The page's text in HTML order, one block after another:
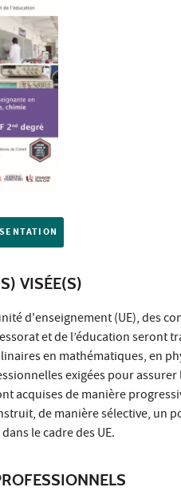
VISÉE(S)
d'enseignement (UE), des
et de l’éducation seront
en mathématiques, en
exigées pour
acquises de manière
de manière sélective, un
le cadre des UE.